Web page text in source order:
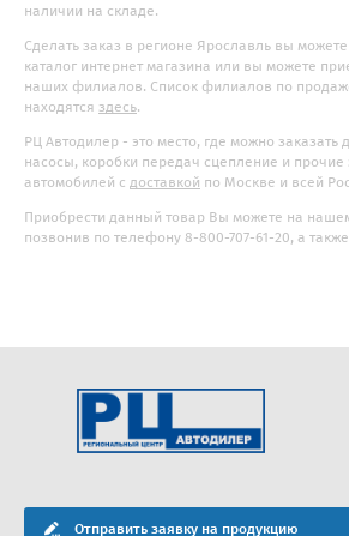
наличии на складе.
Сделать заказ в регионе Ярославль вы
каталог интернет магазина или вы можете
наших филиалов. Список филиалов по
находятся здесь.
РЦ Автодилер - это место, где можно заказать
насосы, коробки передач сцепление и прочие
автомобилей с доставкой по Москве и всей
Приобрести данный товар Вы можете на
позвонив по телефону 8-800-707-61-20, а
Отправить заявку на продукцию